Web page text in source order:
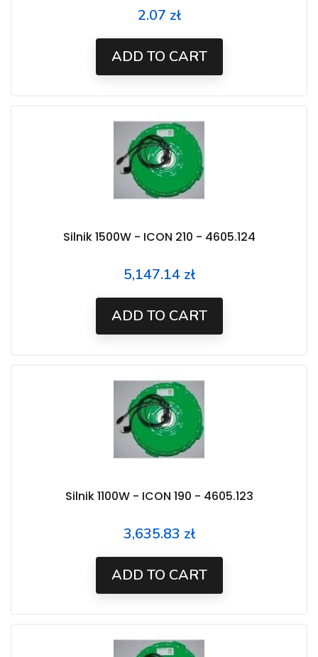
Price
2.07 zł
ADD TO CART
Silnik 1500W - ICON 210 - 4605.124
Price
5,147.14 zł
ADD TO CART
Silnik 1100W - ICON 190 - 4605.123
Price
3,635.83 zł
ADD TO CART